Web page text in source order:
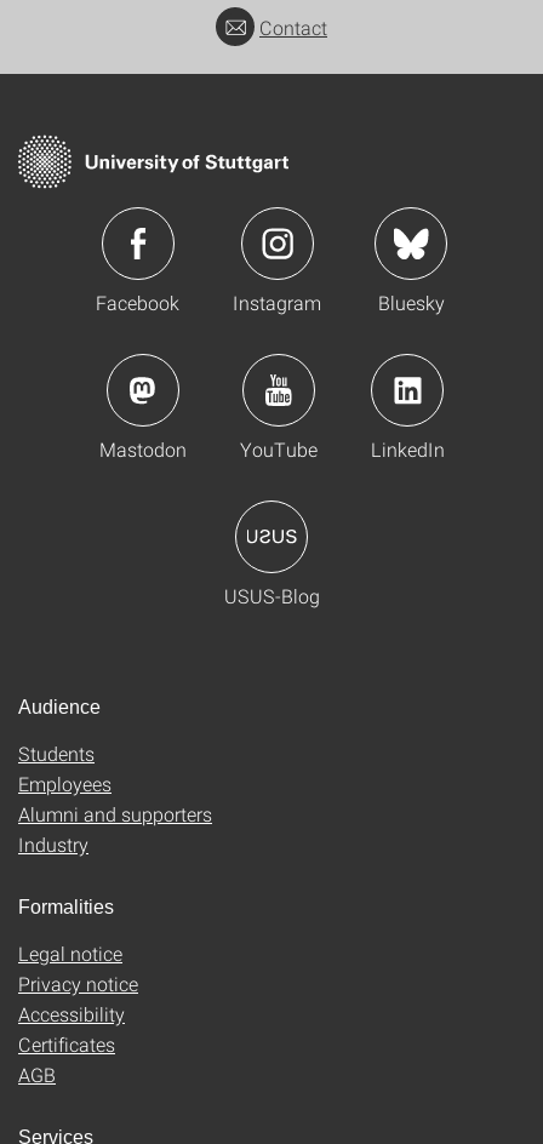
Contact
Facebook Instagram Bluesky
Mastodon YouTube LinkedIn
USUS-Blog
Audience
Students
Employees
Alumni and supporters
Industry
Formalities
Legal notice
Privacy notice
Accessibility
Certificates
AGB
Services